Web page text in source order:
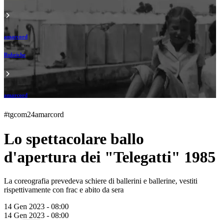
amarcord
Rubriche
amarcord
#tgcom24amarcord
Lo spettacolare ballo
d'apertura dei "Telegatti" 1985
La coreografia prevedeva schiere di ballerini e ballerine, vestiti
rispettivamente con frac e abito da sera
14 Gen 2023 - 08:00
14 Gen 2023 - 08:00